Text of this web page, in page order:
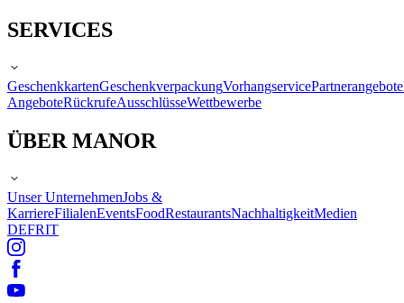
SERVICES
GeschenkkartenGeschenkverpackungVorhangservicePartnerangebote
AngeboteRückrufeAusschlüsseWettbewerbe
ÜBER MANOR
Unser UnternehmenJobs &
KarriereFilialenEventsFoodRestaurantsNachhaltigkeitMedien
DEFRIT